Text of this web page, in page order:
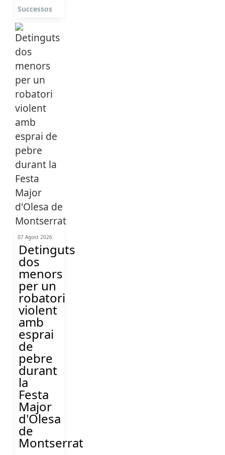
Successos
07 Agost 2026
Detinguts
dos
menors
per un
robatori
violent
amb
esprai
de
pebre
durant
la
Festa
Major
d'Olesa
de
Montserrat